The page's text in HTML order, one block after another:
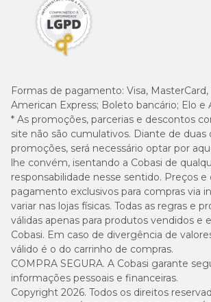
Formas de pagamento: Visa,
American Express; Boleto bancário; Elo e
* As promoções, parcerias e descontos
site não são cumulativos. Diante de duas
promoções, será necessário optar por
lhe convém, isentando a Cobasi de
responsabilidade nesse sentido. Preços e
pagamento exclusivos para compras via
variar nas lojas físicas. Todas as regras e
válidas apenas para produtos vendidos e
Cobasi. Em caso de divergência de
válido é o do carrinho de compras.
COMPRA SEGURA. A Cobasi garante
informações pessoais e financeiras.
Copyright 2026. Todos os direitos